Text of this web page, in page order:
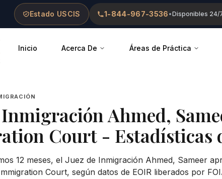
Estado USCIS 1-844-967-3536 •Disponibles 24/
Inicio Acerca De Áreas de Práctica
Inmigración Ahmed,
Court - Estadísticas
12 meses, el Juez de Inmigración Ahmed, Sameer
Court, según datos de EOIR liberados por